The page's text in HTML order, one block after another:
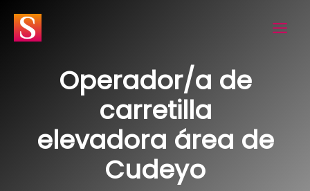
contenido
Operador/a de
carretilla
elevadora área de
Cudeyo